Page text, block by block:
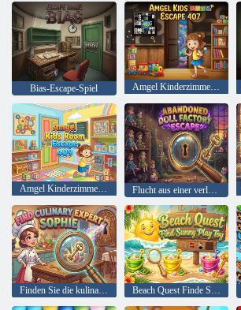
Bias-Escape-Spiel Amgel Kinderzimmer Escape 407
Amgel Kinderzimmer Escape 409 Flucht aus einer verlassenen Puppenfabrik
Finden Sie die kulinarische Expertin Sophie Beach Quest Finde Sunny Play Toy